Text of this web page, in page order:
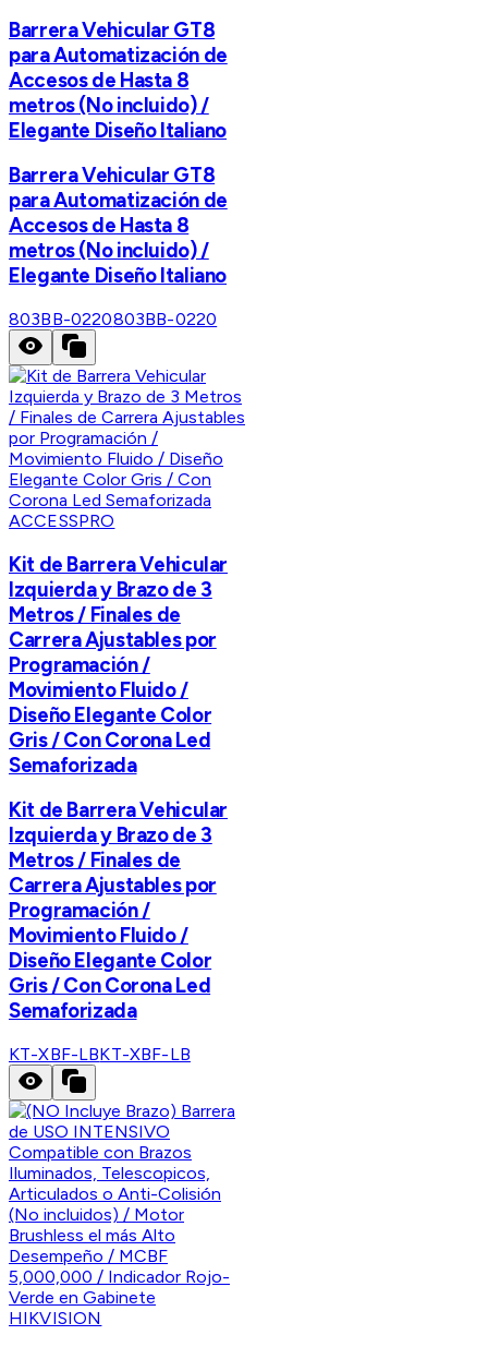
Barrera Vehicular GT8
para Automatización de
Accesos de Hasta 8
metros (No incluido) /
Elegante Diseño Italiano
Barrera Vehicular GT8
para Automatización de
Accesos de Hasta 8
metros (No incluido) /
Elegante Diseño Italiano
803BB-0220803BB-0220
ACCESSPRO
Kit de Barrera Vehicular
Izquierda y Brazo de 3
Metros / Finales de
Carrera Ajustables por
Programación /
Movimiento Fluido /
Diseño Elegante Color
Gris / Con Corona Led
Semaforizada
Kit de Barrera Vehicular
Izquierda y Brazo de 3
Metros / Finales de
Carrera Ajustables por
Programación /
Movimiento Fluido /
Diseño Elegante Color
Gris / Con Corona Led
Semaforizada
KT-XBF-LBKT-XBF-LB
HIKVISION